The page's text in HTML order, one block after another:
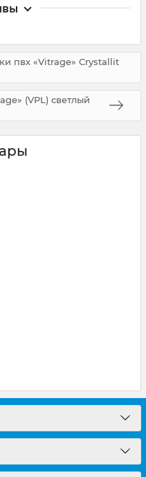
пвх «Vitrage» Crystallit
(VPL) светлый